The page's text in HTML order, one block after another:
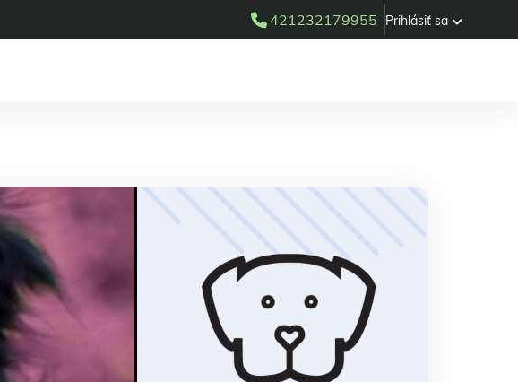
421232179955 Prihlásiť sa